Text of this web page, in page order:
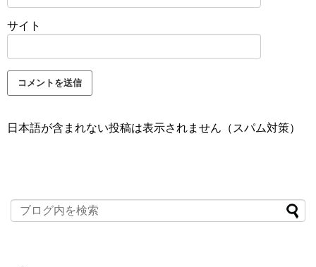
サイト
日本語が含まれない投稿は表示されません（スパム対策）